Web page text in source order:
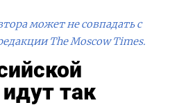
может не совпадать с
The Moscow Times.
так